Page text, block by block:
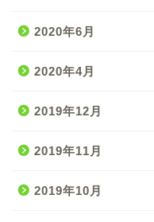
2020年6月
2020年4月
2019年12月
2019年11月
2019年10月